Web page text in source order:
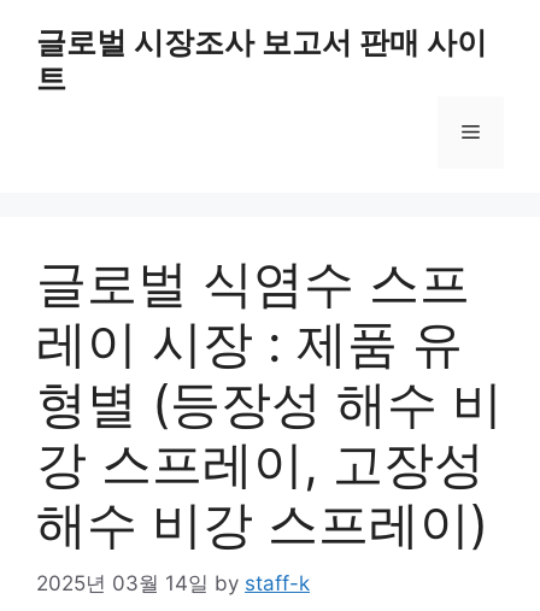
content
글로벌 시장조사 보고서 판매 사이
트
Menu
글로벌 식염수 스프
레이 시장 : 제품 유
형별 (등장성 해수 비
강 스프레이, 고장성
해수 비강 스프레이)
2025년 03월 14일 by staff-k